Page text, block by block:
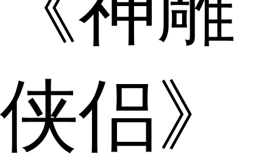
侠侣》